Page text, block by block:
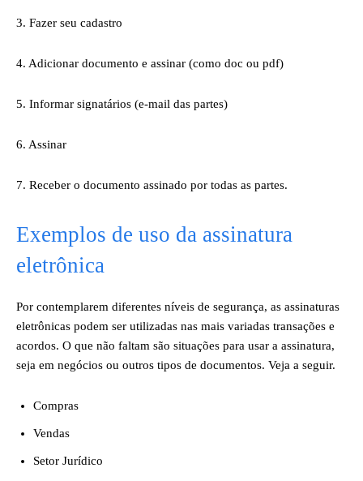
3. Fazer seu cadastro
4. Adicionar documento e assinar (como doc ou pdf)
5. Informar signatários (e-mail das partes)
6. Assinar
7. Receber o documento assinado por todas as partes.
Exemplos de uso da assinatura
eletrônica
Por contemplarem diferentes níveis de segurança, as assinaturas
eletrônicas podem ser utilizadas nas mais variadas transações e
acordos. O que não faltam são situações para usar a assinatura,
seja em negócios ou outros tipos de documentos. Veja a seguir.
Compras
Vendas
Setor Jurídico